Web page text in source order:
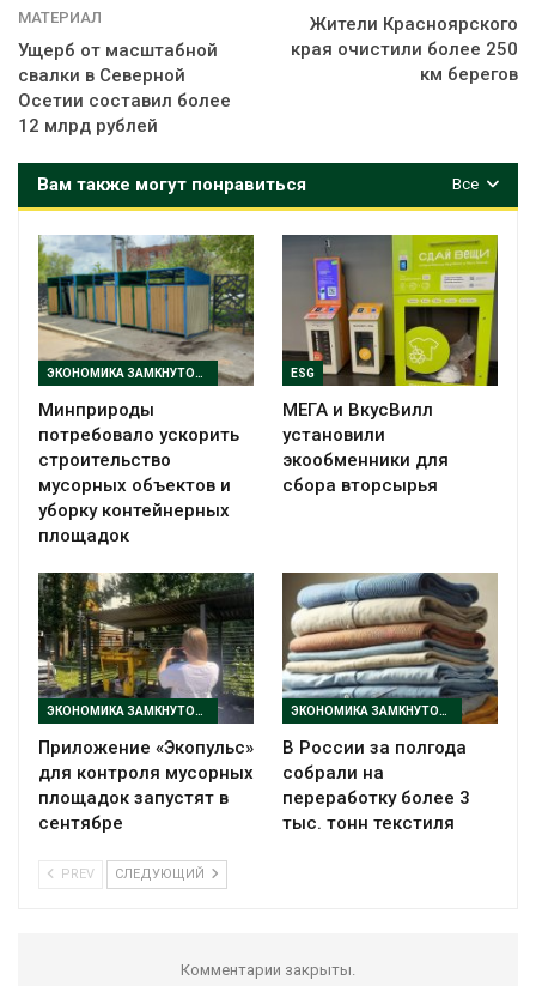
МАТЕРИАЛ
Ущерб от масштабной
свалки в Северной
Осетии составил более
12 млрд рублей
Жители Красноярского
края очистили более 250
км берегов
Все
Вам также могут понравиться
ЭКОНОМИКА ЗАМКНУТОГО ЦИКЛА
Минприроды
потребовало ускорить
строительство
мусорных объектов и
уборку контейнерных
площадок
ESG
МЕГА и ВкусВилл
установили
экообменники для
сбора вторсырья
ЭКОНОМИКА ЗАМКНУТОГО ЦИКЛА
Приложение «Экопульс»
для контроля мусорных
площадок запустят в
сентябре
ЭКОНОМИКА ЗАМКНУТОГО ЦИКЛА
В России за полгода
собрали на
переработку более 3
тыс. тонн текстиля
PREV СЛЕДУЮЩИЙ
Комментарии закрыты.